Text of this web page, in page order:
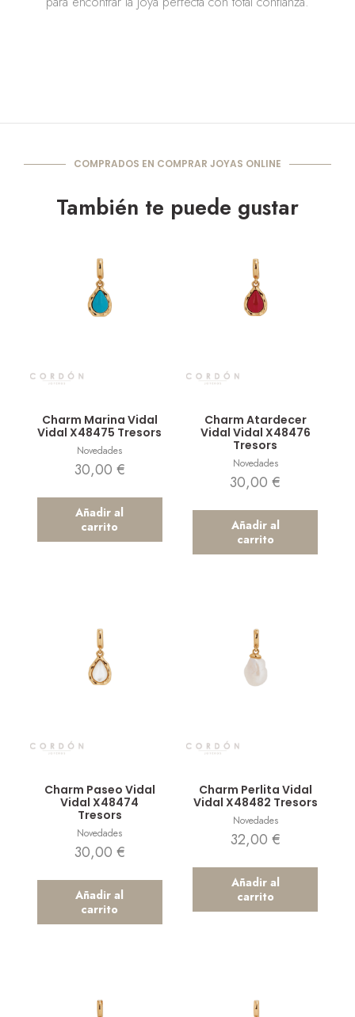
COMPRADOS EN COMPRAR JOYAS ONLINE
También te puede gustar
Charm Marina Vidal
Vidal X48475 Tresors
Novedades
30,00 €
Añadir al
carrito
Charm Atardecer
Vidal Vidal X48476
Tresors
Novedades
30,00€
Añadir al
carrito
Charm Paseo Vidal
Vidal X48474
Tresors
Novedades
30,00 €
Añadir al
carrito
Charm Perlita Vidal
Vidal X48482 Tresors
Novedades
32,00 €
Añadir al
carrito